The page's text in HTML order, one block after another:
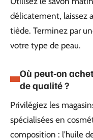
délicatement, laissez
tiède. Terminez par
votre type de peau.
Où peut-on
de qualité ?
Privilégiez les
spécialisées en
composition : l’huile